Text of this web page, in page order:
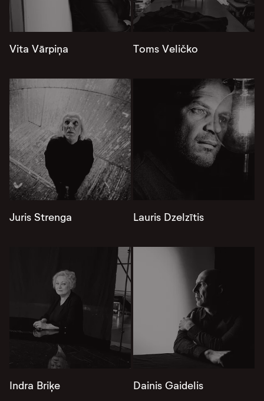
Vita Vārpiņa Toms Veličko
Juris Strenga Lauris Dzelzītis
Indra Briķe Dainis Gaidelis